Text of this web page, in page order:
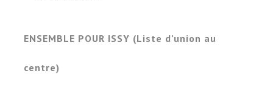
ENSEMBLE POUR ISSY (Liste d’union au
centre)